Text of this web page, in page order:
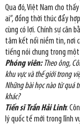
Qua đó, Việt Nam cho
ai”, đồng thời thúc đẩy
cùng có lợi. Chính sự cân
tâm kết nối niềm tin, nơi
tiếng nói chung trong một
Phóng viên:Theo ông,
khu vực và thế giới trong
Những bài học nào từ quá
khác?
Tiến sĩ Trần Hải Linh:
lý quốc tế mới trong lĩnh